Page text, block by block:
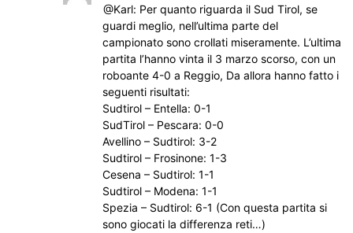
@Karl: Per quanto riguarda il Sud Tirol, se
guardi meglio, nell’ultima parte del
campionato sono crollati miseramente. L’ultima
partita l’hanno vinta il 3 marzo scorso, con un
roboante 4-0 a Reggio, Da allora hanno fatto i
seguenti risultati:
Sudtirol – Entella: 0-1
SudTirol – Pescara: 0-0
Avellino – Sudtirol: 3-2
Sudtirol – Frosinone: 1-3
Cesena – Sudtirol: 1-1
Sudtirol – Modena: 1-1
Spezia – Sudtirol: 6-1 (Con questa partita si
sono giocati la differenza reti…)